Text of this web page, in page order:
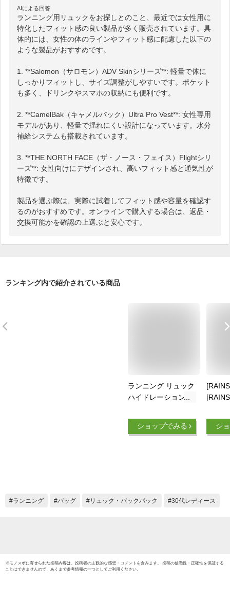
AIによる回答
ランニング用リュックをお探しとのこと、最近では女性用に
特化したフィット感の良い製品が多く販売されています。具
体的には、女性の体のラインやフィット感に配慮した以下の
ような製品がおすすめです。
1. **Salomon（サロモン）ADV Skinシリーズ**: 軽量で体に
しっかりフィットし、サイズ調整がしやすいです。ポケット
も多く、ドリンクやスマホの収納にも便利です。
2. **CamelBak（キャメルバック）Ultra Pro Vest**: 女性専用
モデルがあり、軽量で揺れにくい設計になっています。水分
補給システムも搭載されています。
3. **THE NORTH FACE（ザ・ノース・フェイス）Flightシリ
ーズ**: 女性向けにデザインされ、高いフィット感と通気性が
特徴です。
製品を選ぶ際は、実際に試着してフィット感や容量を確認す
るのがおすすめです。オンラインで購入する場合は、返品・
交換可能かを確認の上選ぶと安心です。
ランキング内で紹介されている商品
ランニング リュック
ハイドレーション ト
ス 軽量 揺れない バ
ッグ 送料無料
ショップでみる
ッグ
ン サ
気性
シ
ランニング バッグ リュック・バックパック 30代レディース
※モノスポに寄せられた投稿内容は、投稿者の主観的な感想・コメントを含みます。 投稿の信憑性・正確性を保証する
ことはできませんので、あくまで参考情報の一つとしてご利用ください。